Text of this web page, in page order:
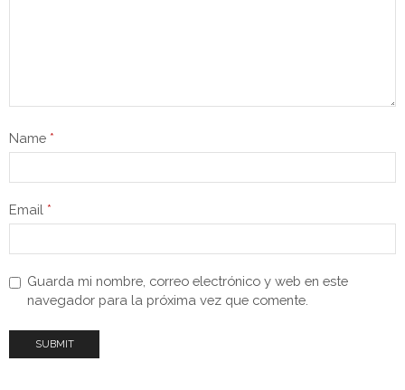
Name *
Email *
Guarda mi nombre, correo electrónico y web en este
navegador para la próxima vez que comente.